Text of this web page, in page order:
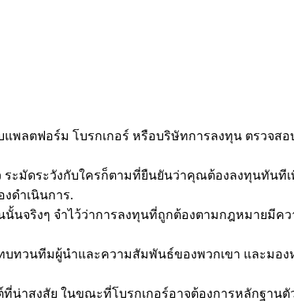
พลตฟอร์ม โบรกเกอร์ หรือบริษัทการลงทุน ตรวจส
ะมัดระวังกับใครก็ตามที่ยืนยันว่าคุณต้องลงทุนทันที
ดำเนินการ.
จริงๆ จำไว้ว่าการลงทุนที่ถูกต้องตามกฎหมายมีคว
บทวนทีมผู้นำและความสัมพันธ์ของพวกเขา และมอ
น่าสงสัย ในขณะที่โบรกเกอร์อาจต้องการหลักฐาน